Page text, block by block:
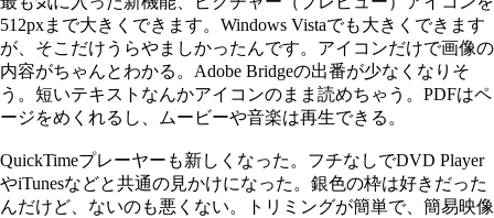
512pxまで大きくできます。Windows Vistaでも大きくできます
が、そこだけうらやましかったんです。アイコンだけで画像の
内容がちゃんとわかる。Adobe Bridgeの出番が少なくなりそ
う。短いテキストなんかアイコンのまま読めちゃう。PDFはペ
ージをめくれるし、ムービーや音楽は再生できる。
QuickTimeプレーヤーも新しくなった。フチなしでDVD Player
やiTunesなどと共通の見かけになった。銀色の枠は好きだった
んだけど、ないのも悪くない。トリミングが簡単で、簡易映像